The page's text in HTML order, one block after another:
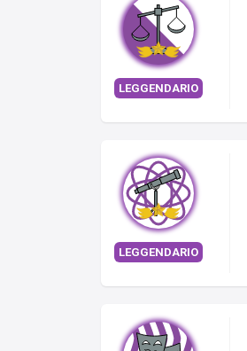
LEGGENDARIO
LEGGENDARIO